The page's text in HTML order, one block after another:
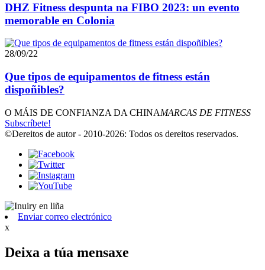
DHZ Fitness despunta na FIBO 2023: un evento
memorable en Colonia
28/09/22
Que tipos de equipamentos de fitness están
dispoñibles?
O MÁIS DE CONFIANZA DA CHINAMARCAS DE FITNESS
Subscríbete!
©Dereitos de autor - 2010-2026: Todos os dereitos reservados.
Enviar correo electrónico
x
Deixa a túa mensaxe